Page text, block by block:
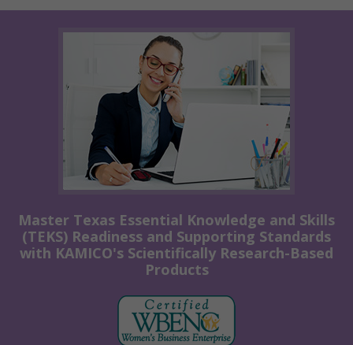
Master Texas Essential Knowledge and Skills
(TEKS) Readiness and Supporting Standards
with KAMICO's Scientifically Research-Based
Products